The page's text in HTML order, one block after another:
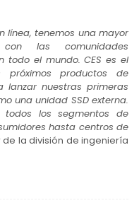
línea, tenemos una mayor
las comunidades
todo el mundo. CES es el
productos de
lanzar nuestras primeras
una unidad SSD externa.
todos los segmentos de
hasta centros de
de la división de ingeniería